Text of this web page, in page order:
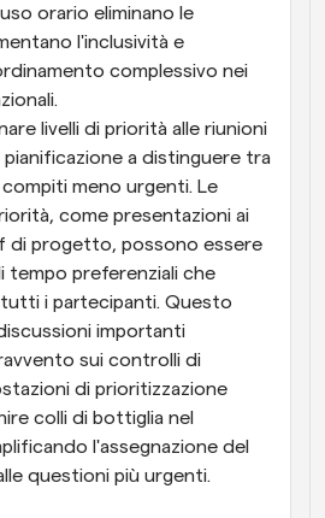
orario eliminano le
l'inclusività e
complessivo nei
livelli di priorità alle riunioni
pianificazione a distinguere tra
meno urgenti. Le
come presentazioni ai
di progetto, possono essere
tempo preferenziali che
i partecipanti. Questo
importanti
sui controlli di
di prioritizzazione
colli di bottiglia nel
l'assegnazione del
questioni più urgenti.